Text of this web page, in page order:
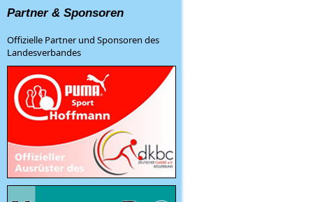
Partner & Sponsoren
Offizielle Partner und Sponsoren des
Landesverbandes